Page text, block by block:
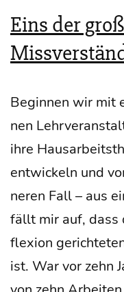
hung
und
Ent­
ste­
hung
von
Stö­
bil­
dern
Eins der
Begin­nen wir mit
nen
ihre
ent­wi­ckeln und
ne­ren Fall – aus
fällt mir auf,
fle­xi­on
ist. War vor zehn